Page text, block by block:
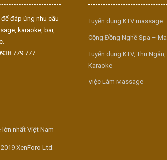
đáp ứng nhu cầu
karaoke, bar,...
Tuyển dụng KTV massage
Cộng Đồng Nghề Spa –
Tuyển dụng KTV, Thu
Karaoke
Việc Làm Massage
lớn nhất Việt Nam
XenForo Ltd.